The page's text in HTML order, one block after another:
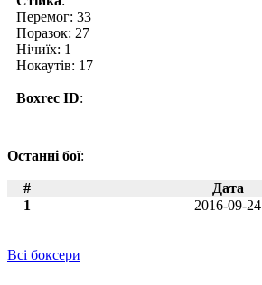
Перемог: 33
Поразок: 27
Нічиїх: 1
Нокаутів: 17
Boxrec ID:
Останні бої:
# Дата
1
2016-09-24
Всі боксери